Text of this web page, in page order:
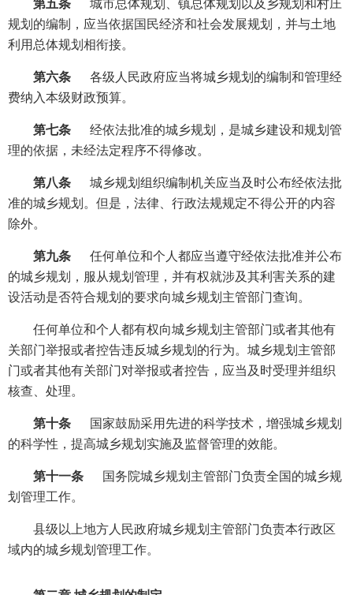
规划的编制，应当依据国民经济和社会发展规划，并与土地
利用总体规划相衔接。
第六条
各级人民政府应当将城乡规划的编制和管理经
费纳入本级财政预算。
第七条
经依法批准的城乡规划，是城乡建设和规划管
理的依据，未经法定程序不得修改。
第八条
城乡规划组织编制机关应当及时公布经依法批
准的城乡规划。但是，法律、行政法规规定不得公开的内容
除外。
第九条
任何单位和个人都应当遵守经依法批准并公布
的城乡规划，服从规划管理，并有权就涉及其利害关系的建
设活动是否符合规划的要求向城乡规划主管部门查询。
任何单位和个人都有权向城乡规划主管部门或者其他有
关部门举报或者控告违反城乡规划的行为。城乡规划主管部
门或者其他有关部门对举报或者控告，应当及时受理并组织
核查、处理。
第十条
国家鼓励采用先进的科学技术，增强城乡规划
的科学性，提高城乡规划实施及监督管理的效能。
第十一条
国务院城乡规划主管部门负责全国的城乡规
划管理工作。
县级以上地方人民政府城乡规划主管部门负责本行政区
域内的城乡规划管理工作。